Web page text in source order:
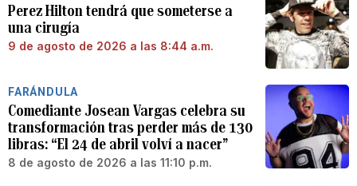
Perez Hilton tendrá que someterse a
una cirugía
9 de agosto de 2026 a las 8:44 a.m.
FARÁNDULA
Comediante Josean Vargas celebra su
transformación tras perder más de 130
libras: “El 24 de abril volví a nacer”
8 de agosto de 2026 a las 11:10 p.m.